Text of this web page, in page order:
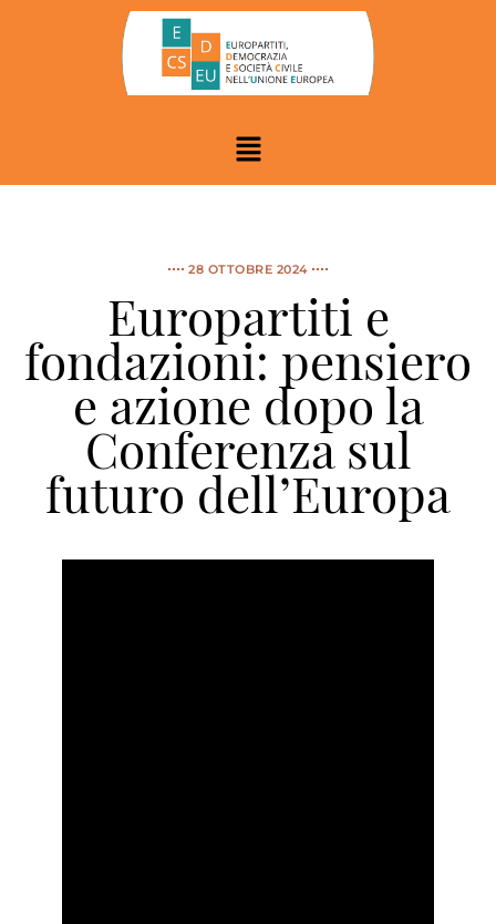
28 OTTOBRE 2024
Europartiti e
fondazioni: pensiero
e azione dopo la
Conferenza sul
futuro dell’Europa